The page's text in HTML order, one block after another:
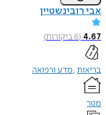
אבי רובינשטיין
4.67
(
6ביקורות)
בריאות מדע ורפואה
מטר